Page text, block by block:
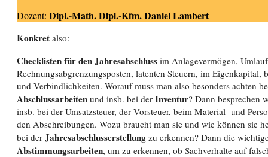
Dozent: Dipl.-Math. Dipl.-Kfm. Daniel Lambert
Konkret also:
Checklisten für den Jahresabschluss im Anlagevermögen,
Rechnungsabgrenzungsposten, latenten Steuern, im Eigenkapital,
und Verbindlichkeiten. Worauf muss man also besonders achten
Abschlussarbeiten und insb. bei der Inventur? Dann besprechen
insb. bei der Umsatzsteuer, der Vorsteuer, beim Material- und
den Abschreibungen. Wozu braucht man sie und wie können sie
bei der Jahresabschlusserstellung zu erkennen? Dann die
Abstimmungsarbeiten, um zu erkennen, ob Sachverhalte auf